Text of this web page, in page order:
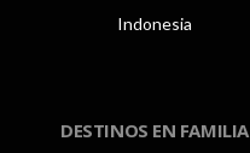
Indonesia
DESTINOS EN FAMILIA